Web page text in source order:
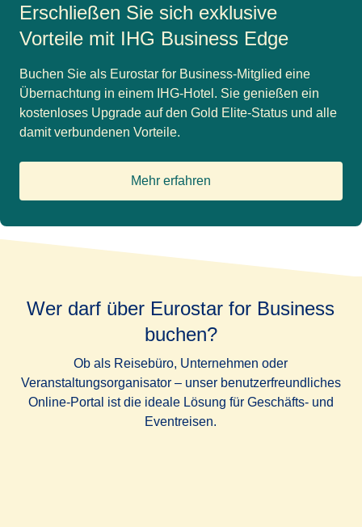
Erschließen Sie sich exklusive
Vorteile mit IHG Business Edge
Buchen Sie als Eurostar for Business-Mitglied eine
Übernachtung in einem IHG-Hotel. Sie genießen ein
kostenloses Upgrade auf den Gold Elite-Status und alle
damit verbundenen Vorteile.
Mehr erfahren
(Öffnet einen neuen Tab
Wer darf über Eurostar for Business
buchen?
Ob als Reisebüro, Unternehmen oder
Veranstaltungsorganisator – unser benutzerfreundliches
Online-Portal ist die ideale Lösung für Geschäfts- und
Eventreisen.